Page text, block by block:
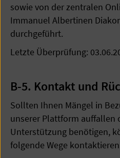
sowie von der zentralen
Immanuel Albertinen
durchgeführt.
Letzte Überprüfung:
B-5. Kontakt und
Sollten Ihnen Mängel in
unserer Plattform auffallen
Unterstützung benötigen,
folgende Wege